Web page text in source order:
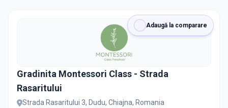
Adaugă la comparare
Gradinita Montessori Class - Strada
Rasaritului
Strada Rasaritului 3, Dudu, Chiajna, Romania